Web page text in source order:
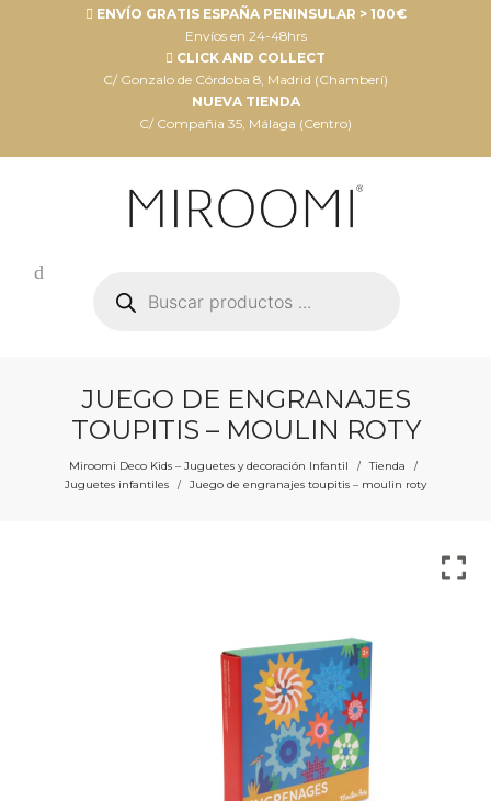
ENVÍO GRATIS ESPAÑA PENINSULAR > 100€
Envíos en 24-48hrs
CLICK AND COLLECT
C/ Gonzalo de Córdoba 8, Madrid (Chamberí)
NUEVA TIENDA
C/ Compañia 35, Málaga (Centro)
productos
JUEGO DE ENGRANAJES
TOUPITIS – MOULIN ROTY
Miroomi Deco Kids – Juguetes y decoración Infantil / Tienda /
Juguetes infantiles / Juego de engranajes toupitis – moulin roty